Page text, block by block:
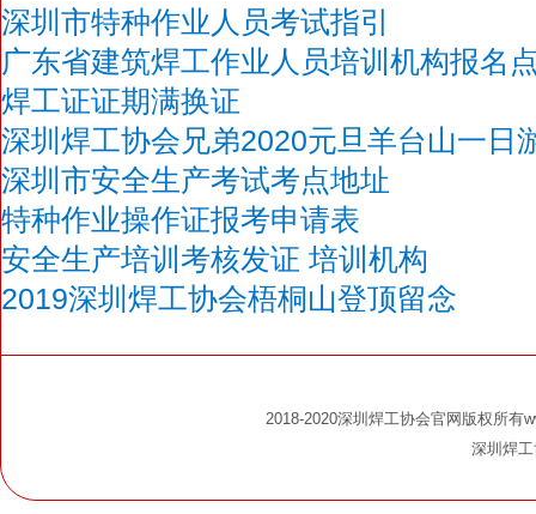
深圳市特种作业人员考试指引
广东省建筑焊工作业人员培训机构报名
焊工证证期满换证
深圳焊工协会兄弟2020元旦羊台山一日
深圳市安全生产考试考点地址
特种作业操作证报考申请表
安全生产培训考核发证 培训机构
2019深圳焊工协会梧桐山登顶留念
2018-2020深圳焊工协会官网版权所有
深圳焊